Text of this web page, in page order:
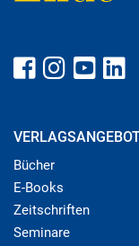
Bücher
E-Books
Zeitschriften
Seminare